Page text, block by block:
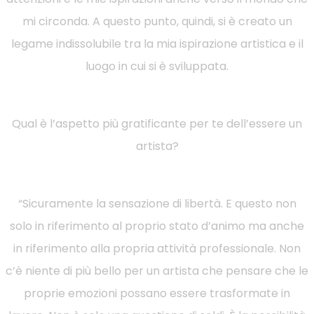
mi circonda. A questo punto, quindi, si è creato un
legame indissolubile tra la mia ispirazione artistica e il
luogo in cui si è sviluppata.
Qual è l’aspetto più gratificante per te dell’essere un
artista?
“Sicuramente la sensazione di libertà. E questo non
solo in riferimento al proprio stato d’animo ma anche
in riferimento alla propria attività professionale. Non
c’è niente di più bello per un artista che pensare che le
proprie emozioni possano essere trasformate in